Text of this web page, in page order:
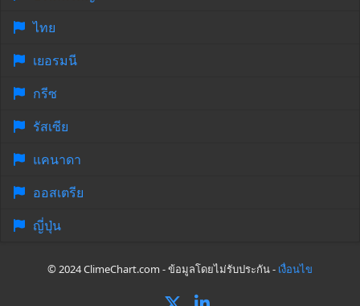
ไทย
เยอรมนี
กรีซ
รัสเซีย
แคนาดา
ออสเตรีย
ญี่ปุ่น
© 2024 ClimeChart.com - ข้อมูลโดยไม่รับประกัน - เงื่อนไข